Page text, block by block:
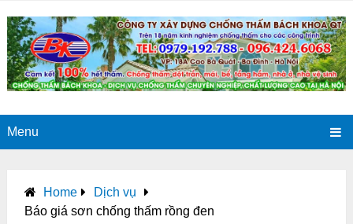
Menu
Home
Dịch vụ
Báo giá sơn chống thấm rồng đen